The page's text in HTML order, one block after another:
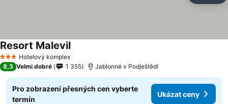
3 Počet hvězdiček
Hotelový komplex
Resort Malevil
8,3 Velmi dobré 1 355 Jablonné v Podještědí
Pro zobrazení přesných cen vyberte
termín
Ukázat ceny